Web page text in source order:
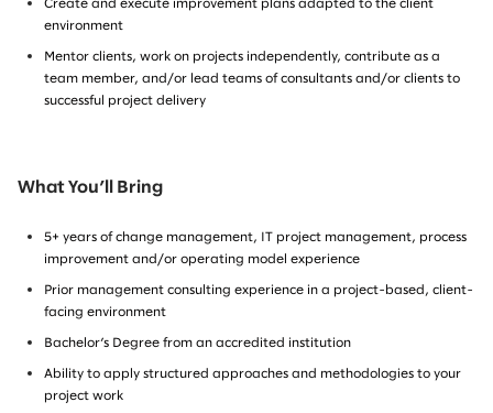
Create and execute improvement plans adapted to the client
environment
Mentor clients, work on projects independently, contribute as a
team member, and/or lead teams of consultants and/or clients to
successful project delivery
What You’ll Bring
5+ years of change management, IT project management, process
improvement and/or operating model experience
Prior management consulting experience in a project-based, client-
facing environment
Bachelor’s Degree from an accredited institution
Ability to apply structured approaches and methodologies to your
project work